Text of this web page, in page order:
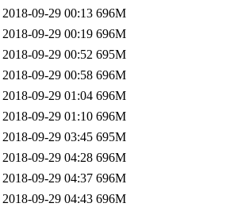
2018-09-29 00:13 696M
2018-09-29 00:19 696M
2018-09-29 00:52 695M
2018-09-29 00:58 696M
2018-09-29 01:04 696M
2018-09-29 01:10 696M
2018-09-29 03:45 695M
2018-09-29 04:28 696M
2018-09-29 04:37 696M
2018-09-29 04:43 696M